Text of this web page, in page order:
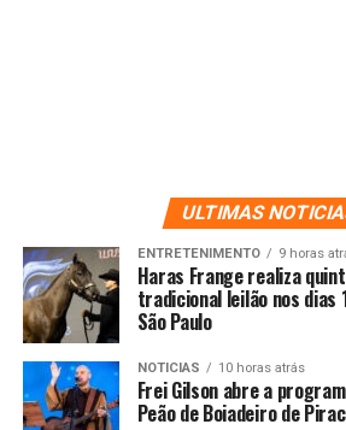
ULTIMAS
ENTRETENIMENTO 9 horas
Haras Frange realiza
tradicional leilão nos dias
São Paulo
NOTICIAS 10 horas atrás
Frei Gilson abre a
Peão de Boiadeiro de